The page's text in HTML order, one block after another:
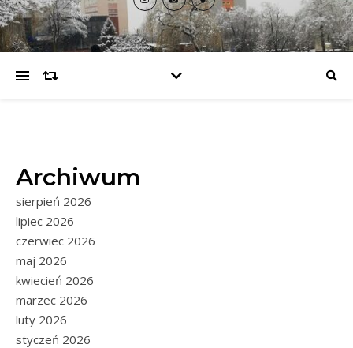
Archiwum
sierpień 2026
lipiec 2026
czerwiec 2026
maj 2026
kwiecień 2026
marzec 2026
luty 2026
styczeń 2026